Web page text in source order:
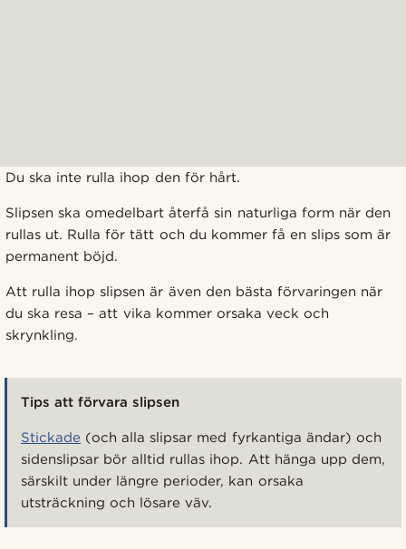
Du ska inte rulla ihop den för hårt.
Slipsen ska omedelbart återfå sin naturliga form när den
rullas ut. Rulla för tätt och du kommer få en slips som är
permanent böjd.
Att rulla ihop slipsen är även den bästa förvaringen när
du ska resa – att vika kommer orsaka veck och
skrynkling.
Tips att förvara slipsen
Stickade (och alla slipsar med fyrkantiga ändar) och
sidenslipsar bör alltid rullas ihop. Att hänga upp dem,
särskilt under längre perioder, kan orsaka
utsträckning och lösare väv.